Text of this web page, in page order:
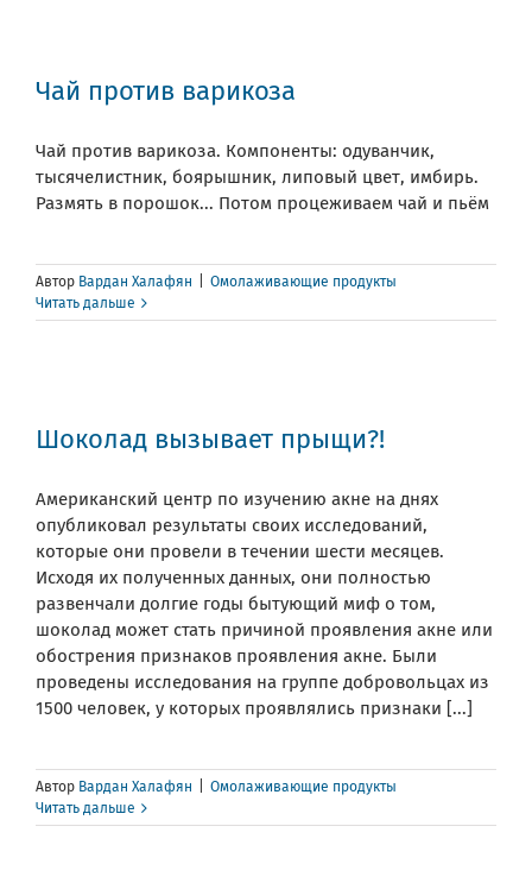
Чай против варикоза
Чай против варикоза. Компоненты: одуванчик,
тысячелистник, боярышник, липовый цвет, имбирь.
Размять в порошок... Потом процеживаем чай и пьём
Автор Вардан Халафян
Омолаживающие продукты
Читать дальше
Шоколад вызывает прыщи?!
Американский центр по изучению акне на днях
опубликовал результаты своих исследований,
которые они провели в течении шести месяцев.
Исходя их полученных данных, они полностью
развенчали долгие годы бытующий миф о том,
шоколад может стать причиной проявления акне или
обострения признаков проявления акне. Были
проведены исследования на группе добровольцах из
1500 человек, у которых проявлялись признаки [...]
Автор Вардан Халафян
Омолаживающие продукты
Читать дальше